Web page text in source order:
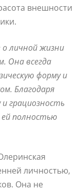
внешности
личной жизни
Она всегда
форму и
Благодаря
грациозность
полностью
личностью,
Она не